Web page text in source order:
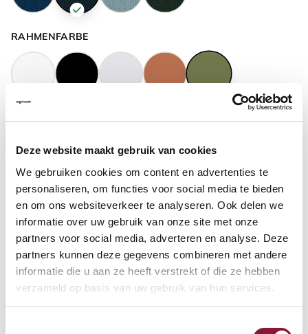
Deze website maakt gebruik van cookies
We gebruiken cookies om content en advertenties te
personaliseren, om functies voor social media te bieden
en om ons websiteverkeer te analyseren. Ook delen we
informatie over uw gebruik van onze site met onze
partners voor social media, adverteren en analyse. Deze
partners kunnen deze gegevens combineren met andere
informatie die u aan ze heeft verstrekt of die ze hebben
verzameld op basis van uw gebruik van hun services.
RAHMENFARBE
GASFEDERHÖHE
BODENKONTAKT
FUSSRING ?